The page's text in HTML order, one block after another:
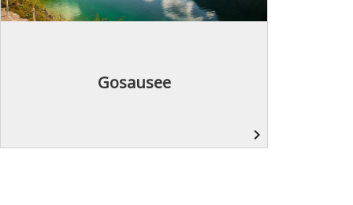
Gosausee
navigate_next